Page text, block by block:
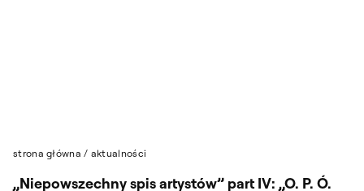
strona główna / aktualności
„Niepowszechny spis artystów” part IV: „O. P. Ó.